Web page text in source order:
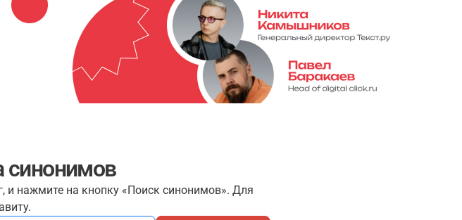
синонимов
и нажмите на кнопку «Поиск синонимов». Для